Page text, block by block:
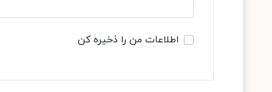
اطلاعات من را ذخیره کن